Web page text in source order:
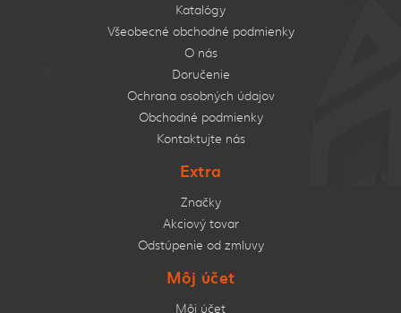
Katalógy
Všeobecné obchodné podmienky
O nás
Doručenie
Ochrana osobných údajov
Obchodné podmienky
Kontaktujte nás
Extra
Značky
Akciový tovar
Odstúpenie od zmluvy
Môj účet
Môj účet